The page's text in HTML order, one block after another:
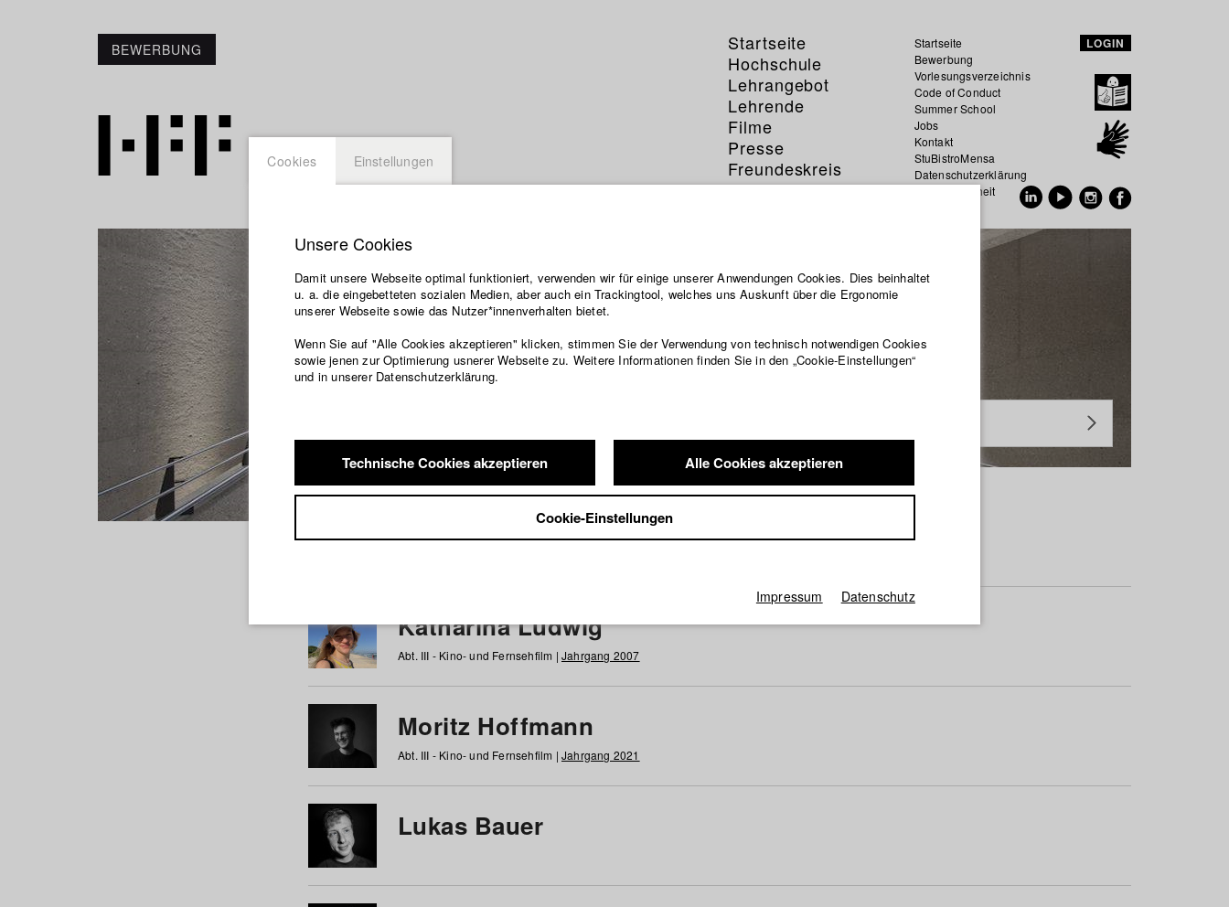
BEWERBUNG
Startseite
Hochschule
Lehrangebot
Lehrende
Filme
Presse
Freundeskreis
Service
Startseite
Bewerbung
Vorlesungsverzeichnis
Code of Conduct
Summer School
Jobs
Kontakt
StuBistroMensa
Datenschutzerklärung
Datensicherheit
LOGIN
Studierende / Alumni
a b c d e f g h i j k l m n o p q r s t u v w x y z Alle
Katharina Ludwig
Abt. III - Kino- und Fernsehfilm | Jahrgang 2007
Moritz Hoffmann
Abt. III - Kino- und Fernsehfilm | Jahrgang 2021
Lukas Bauer
Cookies Einstellungen
Unsere Cookies
Damit unsere Webseite optimal funktioniert, verwenden wir für einige unserer Anwendungen Cookies. Dies beinhaltet
u. a. die eingebetteten sozialen Medien, aber auch ein Trackingtool, welches uns Auskunft über die Ergonomie
unserer Webseite sowie das Nutzer*innenverhalten bietet.
Wenn Sie auf "Alle Cookies akzeptieren" klicken, stimmen Sie der Verwendung von technisch notwendigen Cookies
sowie jenen zur Optimierung usnerer Webseite zu. Weitere Informationen finden Sie in den „Cookie-Einstellungen“
und in unserer Datenschutzerklärung.
Technische Cookies akzeptieren Alle Cookies akzeptieren
Cookie-Einstellungen
Impressum Datenschutz